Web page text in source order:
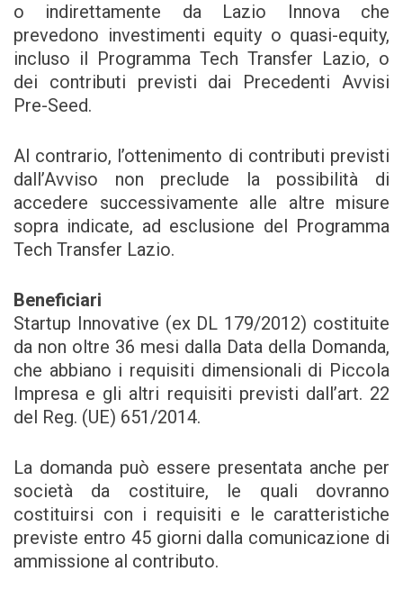
o indirettamente da Lazio Innova che
prevedono investimenti equity o quasi-equity,
incluso il Programma Tech Transfer Lazio, o
dei contributi previsti dai Precedenti Avvisi
Pre-Seed.
Al contrario, l’ottenimento di contributi previsti
dall’Avviso non preclude la possibilità di
accedere successivamente alle altre misure
sopra indicate, ad esclusione del Programma
Tech Transfer Lazio.
Beneficiari
Startup Innovative (ex DL 179/2012) costituite
da non oltre 36 mesi dalla Data della Domanda,
che abbiano i requisiti dimensionali di Piccola
Impresa e gli altri requisiti previsti dall’art. 22
del Reg. (UE) 651/2014.
La domanda può essere presentata anche per
società da costituire, le quali dovranno
costituirsi con i requisiti e le caratteristiche
previste entro 45 giorni dalla comunicazione di
ammissione al contributo.